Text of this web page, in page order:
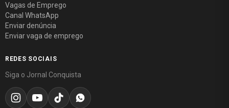
Vagas de Emprego
Canal WhatsApp
Enviar denúncia
Enviar vaga de emprego
REDES SOCIAIS
Siga o Jornal Conquista